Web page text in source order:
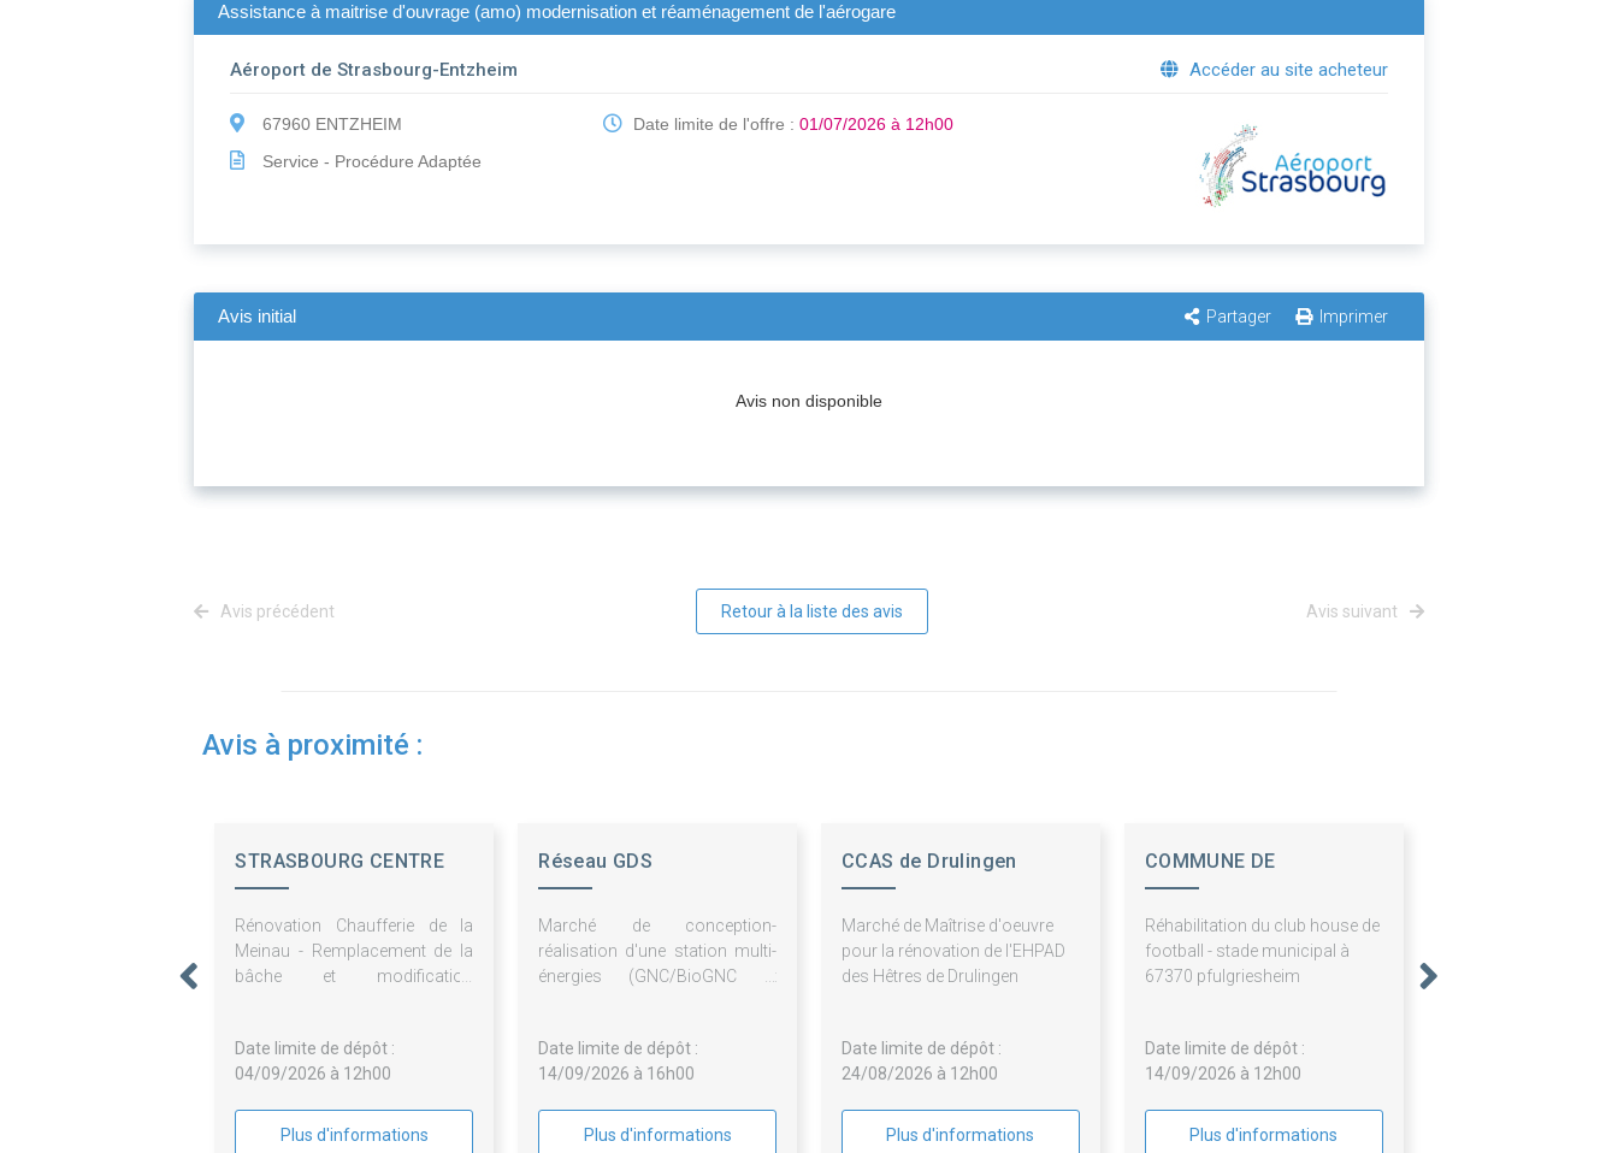
Assistance à maitrise d'ouvrage (amo) modernisation et réaménagement de l'aérogare
Aéroport de Strasbourg-Entzheim Accéder au site acheteur
67960 ENTZHEIM
Service - Procédure Adaptée
Date limite de l'offre : 01/07/2026 à 12h00
Avis initial Partager Imprimer
Avis non disponible
Avis précédent Retour à la liste des avis Avis suivant
Avis à proximité :
STRASBOURG CENTRE
Rénovation Chaufferie de la
Meinau - Remplacement de la
bâche et modification
Date limite de dépôt :
04/09/2026 à 12h00
Plus d'informations
Réseau GDS
Marché de conception-
réalisation d'une station multi-
énergies (GNC/BioGNC et
option : exploitation-
maintenance au sein d'une
Date limite de dépôt :
14/09/2026 à 16h00
Plus d'informations
CCAS de Drulingen
Marché de Maîtrise d'oeuvre
pour la rénovation de l'EHPAD
des Hêtres de Drulingen
Date limite de dépôt :
24/08/2026 à 12h00
Plus d'informations
COMMUNE DE
Réhabilitation du club house de
football - stade municipal à
67370 pfulgriesheim
Date limite de dépôt :
14/09/2026 à 12h00
Plus d'informations